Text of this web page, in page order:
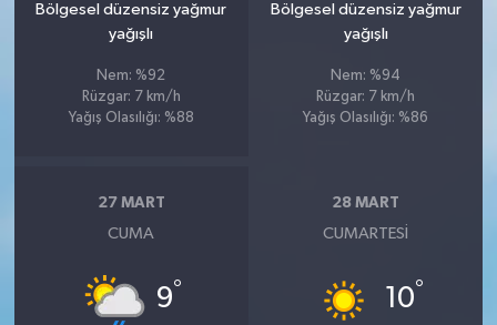
Bölgesel düzensiz yağmur
yağışlı
Nem: %92
Rüzgar: 7 km/h
Yağış Olasılığı: %88
Bölgesel düzensiz yağmur
yağışlı
Nem: %94
Rüzgar: 7 km/h
Yağış Olasılığı: %86
27 MART
CUMA
9°
28 MART
CUMARTESI
10°